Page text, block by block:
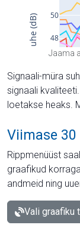
Jaama
Signaali-müra
signaali
loetakse heaks.
Viimase 30
Rippmenüüst
graafikud
andmeid ning
Vali graafiku